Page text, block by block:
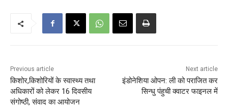
Previous article
किशोर,किशोरियों के स्वास्थ्य तथा
अधिकारों को लेकर 16 दिवसीय
संगोष्ठी, संवाद का आयोजन
Next article
इंडोनेशिया ओपन: ली को पराजित कर
सिन्धु पंहुची क्वाटर फाइनल में